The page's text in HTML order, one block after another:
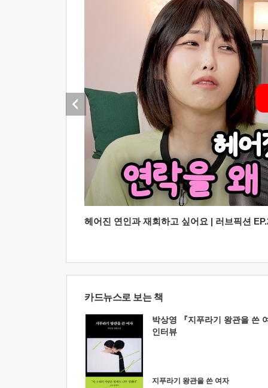
헤어진 연인과 재회하고 싶어요 | 러브픽션
카드뉴스로 보는 책
박상영 『지푸라기 왕관을 쓴
인터뷰
지푸라기 왕관을 쓴 여자